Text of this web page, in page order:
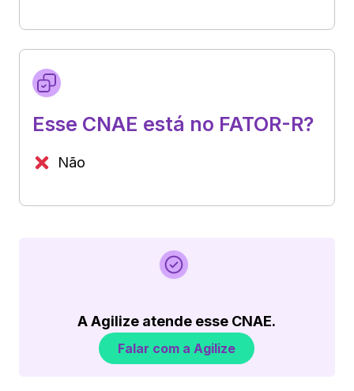
Esse CNAE está no FATOR-R?
Não
A Agilize atende esse CNAE.
Falar com a Agilize